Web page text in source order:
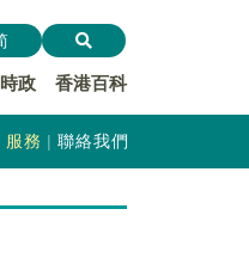
時政 香港百科
服務 聯絡我們